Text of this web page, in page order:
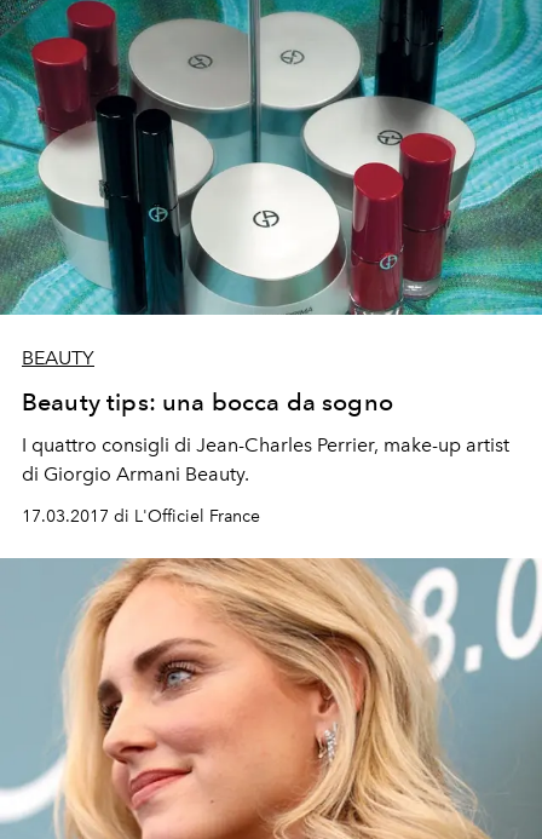
BEAUTY
Beauty tips: una bocca da sogno
I quattro consigli di Jean-Charles Perrier, make-up artist
di Giorgio Armani Beauty.
17.03.2017 di L'Officiel France